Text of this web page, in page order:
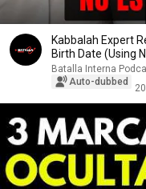
Kabbalah Expert
Birth Date (Using
Auto-dubbed